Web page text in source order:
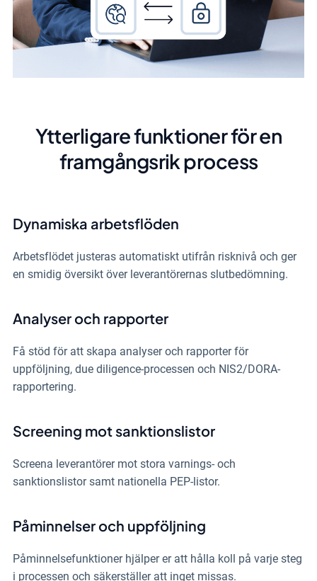
Ytterligare funktioner för en
framgångsrik process
Dynamiska arbetsflöden
Arbetsflödet justeras automatiskt utifrån risknivå och ger
en smidig översikt över leverantörernas slutbedömning.
Analyser och rapporter
Få stöd för att skapa analyser och rapporter för
uppföljning, due diligence-processen och NIS2/DORA-
rapportering.
Screening mot sanktionslistor
Screena leverantörer mot stora varnings- och
sanktionslistor samt nationella PEP-listor.
Påminnelser och uppföljning
Påminnelsefunktioner hjälper er att hålla koll på varje steg
i processen och säkerställer att inget missas.